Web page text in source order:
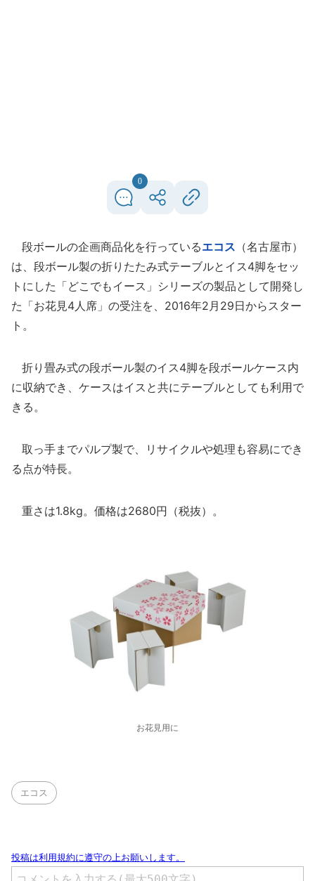
0
段ボールの企画商品化を行っているエコス （名古屋市）
は、段ボール製の折りたたみ式テーブルとイス4脚をセッ
トにした「どこでもイース」シリーズの製品として開発し
た「お花見4人席」の受注を、2016年2月29日からスター
ト。
折り畳み式の段ボール製のイス4脚を段ボールケース内
に収納でき、ケースはイスと共にテーブルとしても利用で
きる。
取っ手までパルプ製で、リサイクルや処理も容易にでき
る点が特長。
重さは1.8kg。価格は2680円（税抜）。
お花見用に
エコス